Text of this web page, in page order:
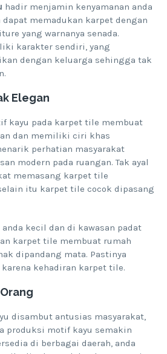
hadir menjamin kenyamanan anda
memadukan karpet dengan
yang warnanya senada.
karakter sendiri, yang
dengan keluarga sehingga tak
Elegan
kayu pada karpet tile membuat
dan memiliki ciri khas
perhatian masyarakat
modern pada ruangan. Tak ayal
memasang karpet tile
itu karpet tile cocok dipasang
kecil dan di kawasan padat
karpet tile membuat rumah
dipandang mata. Pastinya
kehadiran karpet tile.
disambut antusias masyarakat,
produksi motif kayu semakin
di berbagai daerah, anda